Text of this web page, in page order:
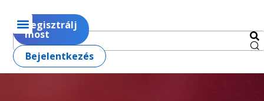
Regisztrálj
most
Bejelentkezés